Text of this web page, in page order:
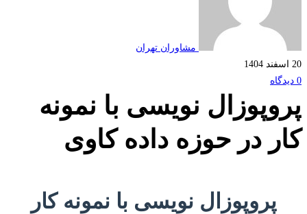
مشاوران تهران
نویسی با نمونه
در حوزه داده کاوی
پروپوزال نویسی با نمونه کار